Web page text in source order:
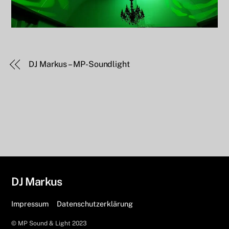
DJ Markus – MP-Soundlight
DJ Markus
Impressum Datenschutzerklärung
© MP Sound & Light 2023